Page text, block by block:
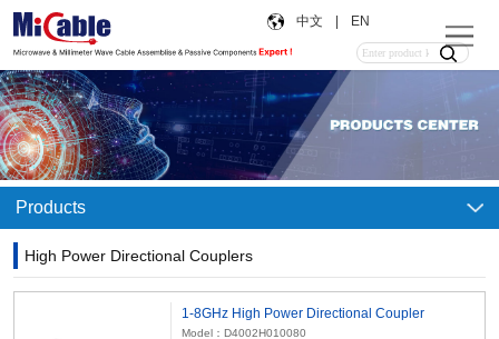
中文 EN
Products
High Power Directional Couplers
1-8GHz High Power Directional Coupler
Model：D4002H010080